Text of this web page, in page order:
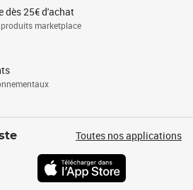
dès 25€ d'achat
marketplace
Toutes nos applications